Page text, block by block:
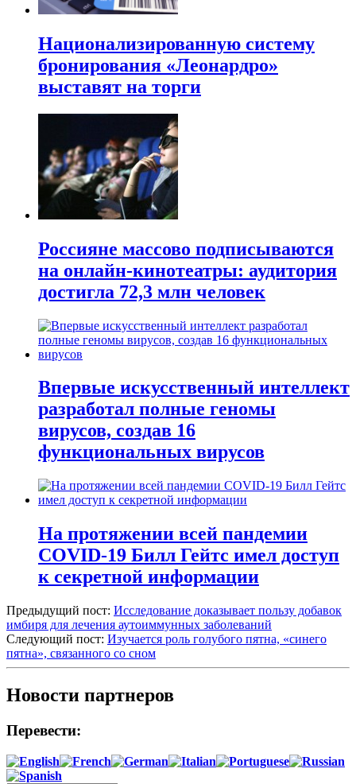
Национализированную систему
бронирования «Леонардро»
выставят на торги
Россияне массово подписываются
на онлайн-кинотеатры: аудитория
достигла 72,3 млн человек
Впервые искусственный интеллект
разработал полные геномы
вирусов, создав 16
функциональных вирусов
На протяжении всей пандемии
COVID-19 Билл Гейтс имел доступ
к секретной информации
Предыдущий пост: Исследование доказывает пользу добавок
имбиря для лечения аутоиммунных заболеваний
Следующий пост: Изучается роль голубого пятна, «синего
пятна», связанного со сном
Новости партнеров
Перевести: